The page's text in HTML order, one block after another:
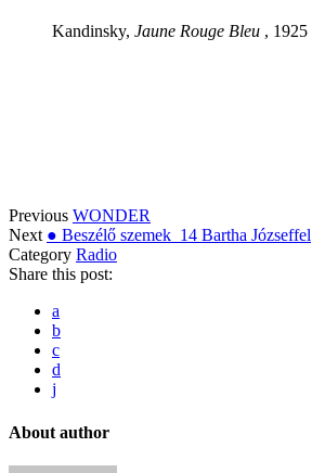
Kandinsky, Jaune Rouge Bleu , 1925
Previous WONDER
Next ● Beszélő szemek_14 Bartha Józseffel
Category Radio
Share this post:
a
b
c
d
j
About author